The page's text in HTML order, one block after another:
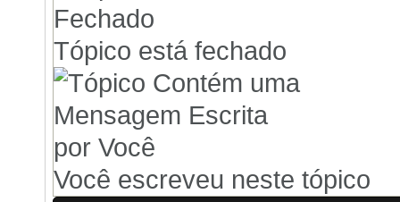
Tópico está fechado
Você escreveu neste tópico